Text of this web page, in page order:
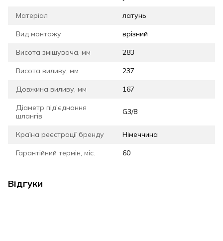
Матеріал латунь
Вид монтажу врізний
Висота змішувача, мм 283
Висота виливу, мм 237
Довжина виливу, мм 167
Діаметр під'єднання
шлангів
G3/8
Країна реєстрації бренду Німеччина
Гарантійний термін, міс. 60
Відгуки